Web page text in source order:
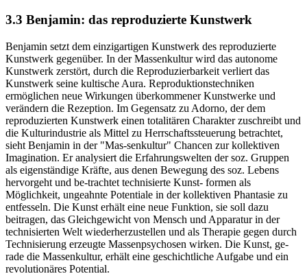
3.3 Benjamin: das reproduzierte Kunstwerk
Benjamin setzt dem einzigartigen Kunstwerk des reproduzierte
Kunstwerk gegenüber. In der Massenkultur wird das autonome
Kunstwerk zerstört, durch die Reproduzierbarkeit verliert das
Kunstwerk seine kultische Aura. Reproduktionstechniken
ermöglichen neue Wirkungen überkommener Kunstwerke und
verändern die Rezeption. Im Gegensatz zu Adorno, der dem
reproduzierten Kunstwerk einen totalitären Charakter zuschreibt und
die Kulturindustrie als Mittel zu Herrschaftssteuerung betrachtet,
sieht Benjamin in der "Mas-senkultur" Chancen zur kollektiven
Imagination. Er analysiert die Erfahrungswelten der soz. Gruppen
als eigenständige Kräfte, aus denen Bewegung des soz. Lebens
hervorgeht und be-trachtet technisierte Kunst- formen als
Möglichkeit, ungeahnte Potentiale in der kollektiven Phantasie zu
entfesseln. Die Kunst erhält eine neue Funktion, sie soll dazu
beitragen, das Gleichgewicht von Mensch und Apparatur in der
technisierten Welt wiederherzustellen und als Therapie gegen durch
Technisierung erzeugte Massenpsychosen wirken. Die Kunst, ge-
rade die Massenkultur, erhält eine geschichtliche Aufgabe und ein
revolutionäres Potential.